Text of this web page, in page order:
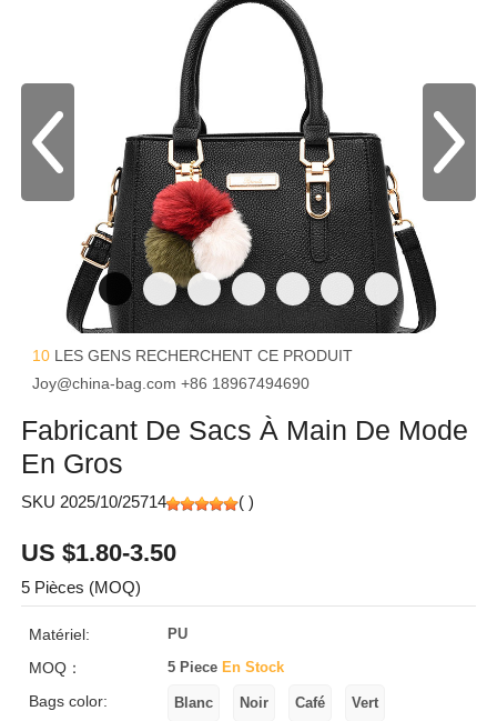
10 LES GENS RECHERCHENT CE PRODUIT
Joy@china-bag.com +86 18967494690
Fabricant De Sacs À Main De Mode
En Gros
SKU 2025/10/25714 ( )
US $1.80-3.50
5 Pièces (MOQ)
Matériel: PU
MOQ： 5 Piece En Stock
Bags color: